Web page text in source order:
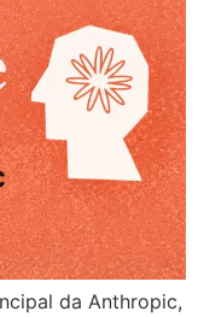
da Anthropic,